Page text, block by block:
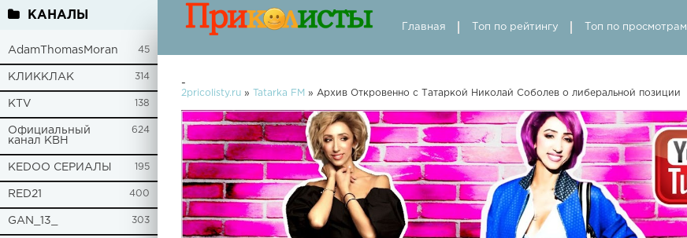
КАНАЛЫ
AdamThomasMoran 45
КЛИККЛАК 314
KTV 138
Официальный
канал КВН
624
KEDOO СЕРИАЛЫ 195
RED21 400
GAN_13_ 303
Главная Топ по рейтингу Топ по просмотрам
-
2pricolisty.ru » Tatarka FM » Архив Откровенно с Татаркой Николай Соболев о либеральной позиции